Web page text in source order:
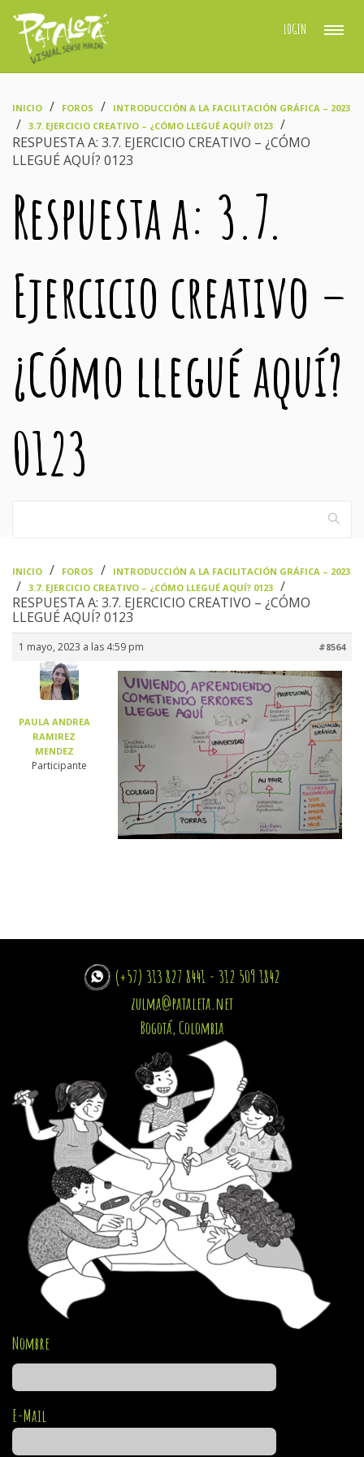
LOGIN
INICIO FOROS INTRODUCCIÓN A LA FACILITACIÓN GRÁFICA – 2023
3.7. EJERCICIO CREATIVO – ¿CÓMO LLEGUÉ AQUÍ? 0123
RESPUESTA A: 3.7. EJERCICIO CREATIVO – ¿CÓMO
LLEGUÉ AQUÍ? 0123
Respuesta a: 3.7.
Ejercicio creativo –
¿Cómo llegué aquí?
0123
INICIO FOROS INTRODUCCIÓN A LA FACILITACIÓN GRÁFICA – 2023
3.7. EJERCICIO CREATIVO – ¿CÓMO LLEGUÉ AQUÍ? 0123
RESPUESTA A: 3.7. EJERCICIO CREATIVO – ¿CÓMO
LLEGUÉ AQUÍ? 0123
1 mayo, 2023 a las 4:59 pm #8564
PAULA ANDREA
RAMIREZ
MENDEZ
Participante
(+57) 313 827 8441 - 312 509 1842
zulma@pataleta.net
Bogotá, Colombia
Nombre
E-Mail